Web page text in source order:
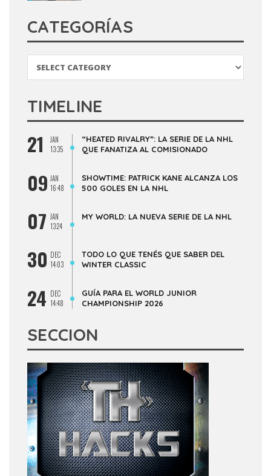
CATEGORÍAS
TIMELINE
21
JAN
13:35
“HEATED RIVALRY”: LA SERIE DE LA NHL
QUE FANATIZA AL COMISIONADO
09 JAN
16:48
SHOWTIME: PATRICK KANE ALCANZA LOS
500 GOLES EN LA NHL
07 JAN
13:24
MY WORLD: LA NUEVA SERIE DE LA NHL
30 DEC
14:03
TODO LO QUE TENÉS QUE SABER DEL
WINTER CLASSIC
24 DEC
14:48
GUÍA PARA EL WORLD JUNIOR
CHAMPIONSHIP 2026
SECCION